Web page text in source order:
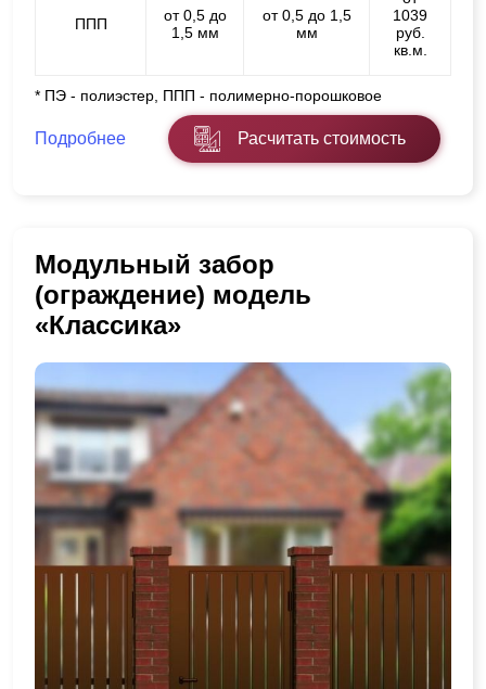
ППП
от 0,5 до
1,5 мм
от 0,5 до 1,5
мм
1039
руб.
кв.м.
* ПЭ - полиэстер, ППП - полимерно-порошковое
Подробнее Расчитать стоимость
Модульный забор
(ограждение) модель
«Классика»